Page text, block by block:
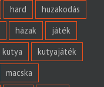
hard
huzakodás
házak
játék
kutya
kutyajáték
macska